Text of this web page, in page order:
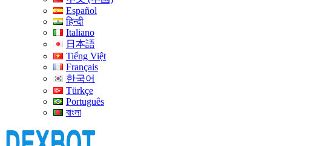
Español
हिन्दी
Italiano
日本語
Tiếng Việt
Français
한국어
Türkçe
Português
বাংলা